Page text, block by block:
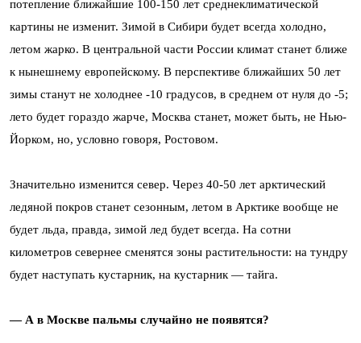
потепление ближайшие 100-150 лет среднеклиматической
картины не изменит. Зимой в Сибири будет всегда холодно,
летом жарко. В центральной части России климат станет ближе
к нынешнему европейскому. В перспективе ближайших 50 лет
зимы станут не холоднее -10 градусов, в среднем от нуля до -5;
лето будет гораздо жарче, Москва станет, может быть, не Нью-
Йорком, но, условно говоря, Ростовом.
Значительно изменится север. Через 40-50 лет арктический
ледяной покров станет сезонным, летом в Арктике вообще не
будет льда, правда, зимой лед будет всегда. На сотни
километров севернее сменятся зоны растительности: на тундру
будет наступать кустарник, на кустарник — тайга.
— А в Москве пальмы случайно не появятся?